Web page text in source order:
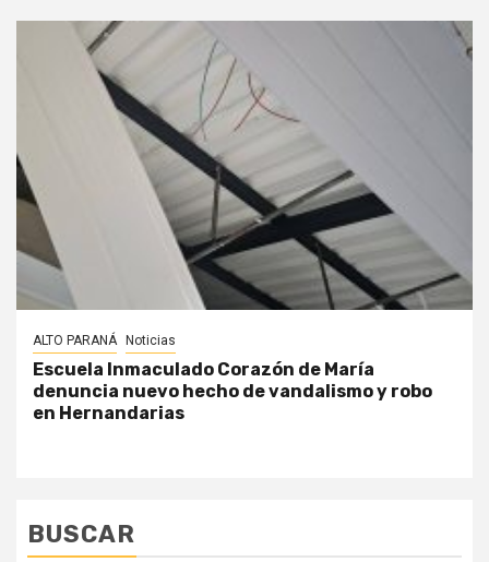
ALTO PARANÁ Noticias
Escuela Inmaculado Corazón de María
denuncia nuevo hecho de vandalismo y robo
en Hernandarias
BUSCAR